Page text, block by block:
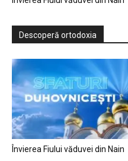
Descoperă ortodoxia
Învierea Fiului văduvei din Nain